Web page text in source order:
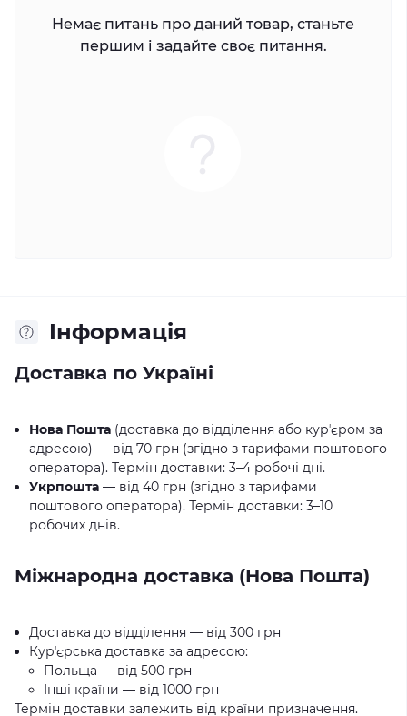
Немає питань про даний товар, станьте
першим і задайте своє питання.
Iнформація
Доставка по Україні
Нова Пошта (доставка до відділення або курʼєром за
адресою) — від 70 грн (згідно з тарифами поштового
оператора). Термін доставки: 3–4 робочі дні.
Укрпошта — від 40 грн (згідно з тарифами
поштового оператора). Термін доставки: 3–10
робочих днів.
Міжнародна доставка (Нова Пошта)
Доставка до відділення — від 300 грн
Курʼєрська доставка за адресою:
Польща — від 500 грн
Інші країни — від 1000 грн
Термін доставки залежить від країни призначення.